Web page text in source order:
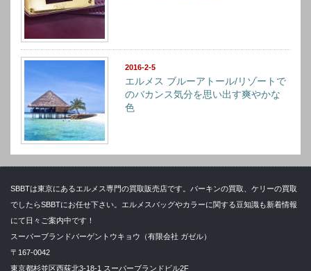
2016-2-5
エルメス ブルーアトール/リゾートで
のバカンス気分を思い出す爽やかな
色
SBBTは東京にあるエルメス専門の買取販売店です。バーキンの買取、ケリーの買取
でしたらSBBTにお任せ下さい。エルメスバッグやカラーに関する豆知識も新着情報
にて日々ご案内中です！
スーパーブランドバーゲントウキョウ（有限会社 ガゼル）
〒167-0042
東京都杉並区西荻北3-18-1 スーパーブランドビル2F